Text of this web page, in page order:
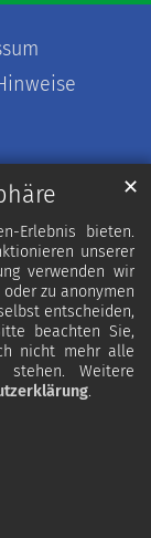
Erlebnis bieten.
unserer
verwenden wir
zu anonymen
entscheiden,
beachten Sie,
nicht mehr alle
stehen. Weitere
.
✕